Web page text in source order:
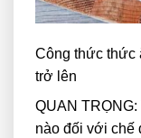
Công thức thức
trở lên
QUAN
nào đối với chế